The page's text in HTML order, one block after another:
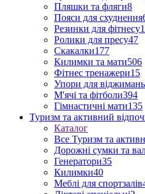
Пляшки та фляги8
Пояси для схуднення
Резинки для фітнесу
Ролики для пресу47
Скакалки177
Килимки та мати506
Фітнес тренажери15
Упори для віджимань
М'ячі та фітболи394
Гімнастичні мати135
Туризм та активний
Каталог
Все Туризм та
Дорожні сумки та
Генератори35
Килимки40
Меблі для спортзалів